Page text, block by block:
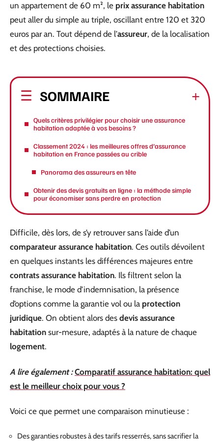
un appartement de 60 m², le prix assurance habitation
peut aller du simple au triple, oscillant entre 120 et 320
euros par an. Tout dépend de l’assureur, de la localisation
et des protections choisies.
SOMMAIRE
Quels critères privilégier pour choisir une assurance
habitation adaptée à vos besoins ?
Classement 2024 : les meilleures offres d’assurance
habitation en France passées au crible
Panorama des assureurs en tête
Obtenir des devis gratuits en ligne : la méthode simple
pour économiser sans perdre en protection
Difficile, dès lors, de s’y retrouver sans l’aide d’un
comparateur assurance habitation. Ces outils dévoilent
en quelques instants les différences majeures entre
contrats assurance habitation. Ils filtrent selon la
franchise, le mode d’indemnisation, la présence
d’options comme la garantie vol ou la protection
juridique. On obtient alors des devis assurance
habitation sur-mesure, adaptés à la nature de chaque
logement.
A lire également : Comparatif assurance habitation: quel
est le meilleur choix pour vous ?
Voici ce que permet une comparaison minutieuse :
Des garanties robustes à des tarifs resserrés, sans sacrifier la